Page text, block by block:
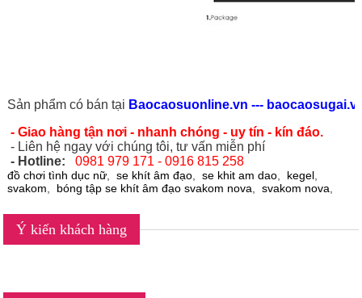
Sản phẩm có bán tại Baocaosuonline.vn ---
- Giao hàng tận nơi - nhanh chóng - uy tín - kín đáo.
- Liên hệ ngay với chúng tôi, tư vấn miễn phí
- Hotline:
0981 979 171 - 0916 815 258
đồ chơi tình dục nữ, se khít âm đạo, se khit am dao, kegel,
svakom
bóng tập se khít âm đạo svakom nova svakom nova
Ý kiến khách hàng